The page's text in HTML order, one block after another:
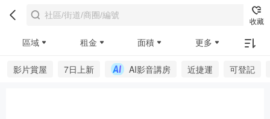
收藏
區域 租金 面積 更多
影片賞屋 7日上新 AI影音講房 近捷運 可登記